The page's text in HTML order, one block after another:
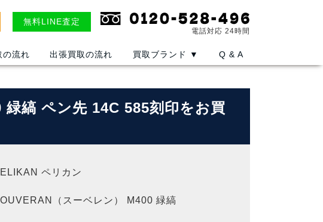
無料LINE査定
電話対応 24時間
の流れ 出張買取の流れ 買取ブランド ▼ Q & A
縞 ペン先 14C 585刻印をお買
ペリカン
（スーベレン） M400 緑縞